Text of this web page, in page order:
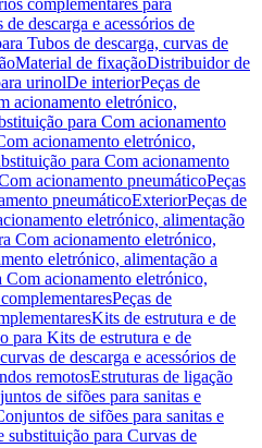
complementares para
descarga e acessórios de
Tubos de descarga, curvas de
Material de fixaçãoDistribuidor de
urinolDe interiorPeças de
acionamento eletrónico,
para Com acionamento
acionamento eletrónico,
para Com acionamento
acionamento pneumáticoPeças
pneumáticoExteriorPeças de
eletrónico, alimentação
Com acionamento eletrónico,
eletrónico, alimentação a
Com acionamento eletrónico,
Peças de
Kits de estrutura e de
para Kits de estrutura e de
de descarga e acessórios de
remotosEstruturas de ligação
de sifões para sanitas e
de sifões para sanitas e
substituição para Curvas de